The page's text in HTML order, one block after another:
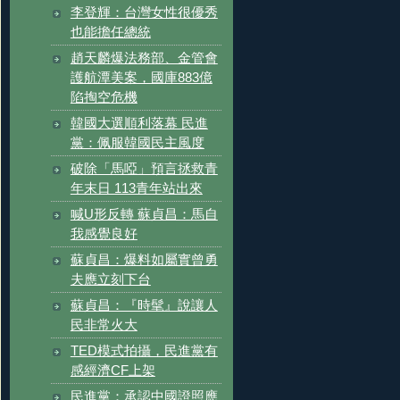
李登輝：台灣女性很優秀
也能擔任總統
趙天麟爆法務部、金管會
護航潭美案，國庫883億
陷掏空危機
韓國大選順利落幕 民進
黨：佩服韓國民主風度
破除「馬啞」預言拯救青
年末日 113青年站出來
喊U形反轉 蘇貞昌：馬自
我感覺良好
蘇貞昌：爆料如屬實曾勇
夫應立刻下台
蘇貞昌：『時髦』說讓人
民非常火大
TED模式拍攝，民進黨有
感經濟CF上架
民進黨：承認中國證照應